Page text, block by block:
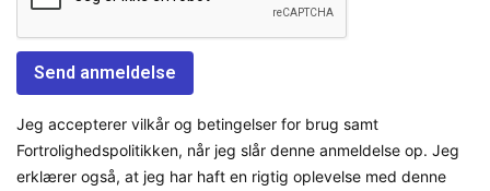
Jeg accepterer vilkår og betingelser for brug samt
Fortrolighedspolitikken, når jeg slår denne anmeldelse op. Jeg
erklærer også, at jeg har haft en rigtig oplevelse med denne